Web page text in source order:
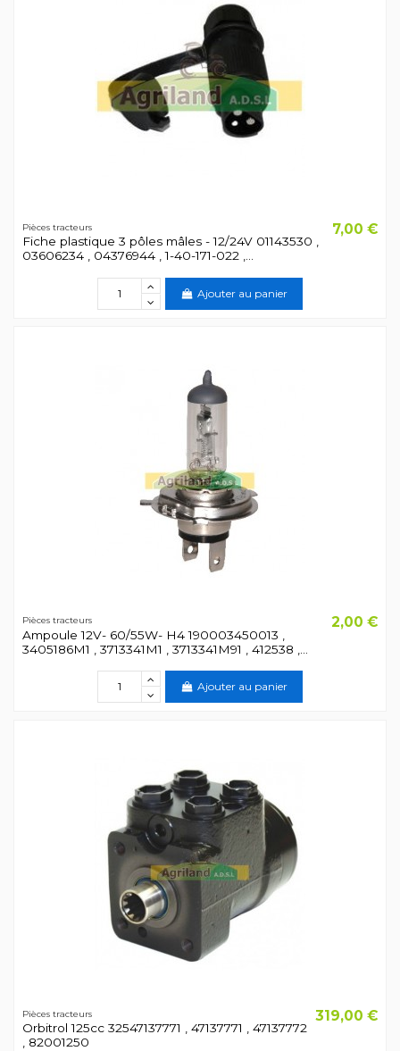
Pièces tracteurs
Fiche plastique 3 pôles mâles - 12/24V 01143530 ,
03606234 , 04376944 , 1-40-171-022 ,...
7,00 €
Ajouter au panier
Pièces tracteurs
Ampoule 12V- 60/55W- H4 190003450013 ,
3405186M1 , 3713341M1 , 3713341M91 , 412538 ,...
2,00 €
Ajouter au panier
Pièces tracteurs
Orbitrol 125cc 32547137771 , 47137771 , 47137772
, 82001250
319,00 €